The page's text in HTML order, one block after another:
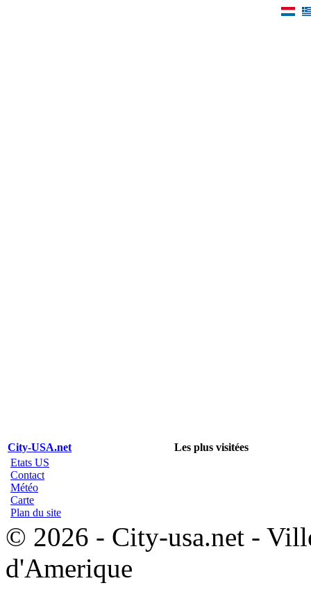
City-USA.net
Les plus visitées
Etats US
Contact
Météo
Carte
Plan du site
© 2026 - City-usa.net -
d'Amerique